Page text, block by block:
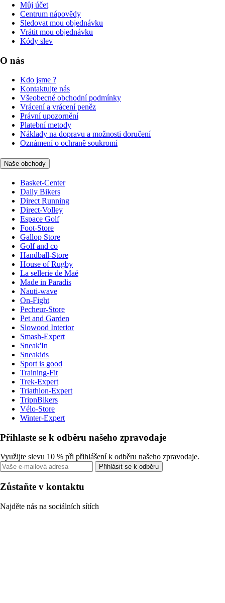
Můj účet
Centrum nápovědy
Sledovat mou objednávku
Vrátit mou objednávku
Kódy slev
O nás
Kdo jsme ?
Kontaktujte nás
Všeobecné obchodní podmínky
Vrácení a vrácení peněz
Právní upozornění
Platební metody
Náklady na dopravu a možnosti doručení
Oznámení o ochraně soukromí
Naše obchody
Basket-Center
Daily Bikers
Direct Running
Direct-Volley
Espace Golf
Foot-Store
Gallop Store
Golf and co
Handball-Store
House of Rugby
La sellerie de Maé
Made in Paradis
Nauti-wave
On-Fight
Pecheur-Store
Pet and Garden
Slowood Interior
Smash-Expert
Sneak'In
Sneakids
Sport is good
Training-Fit
Trek-Expert
Triathlon-Expert
TripnBikers
Vélo-Store
Winter-Expert
Přihlaste se k odběru našeho zpravodaje
Využijte slevu 10 % při přihlášení k odběru našeho zpravodaje.
Přihlásit se k odběru
Zůstaňte v kontaktu
Najděte nás na sociálních sítích